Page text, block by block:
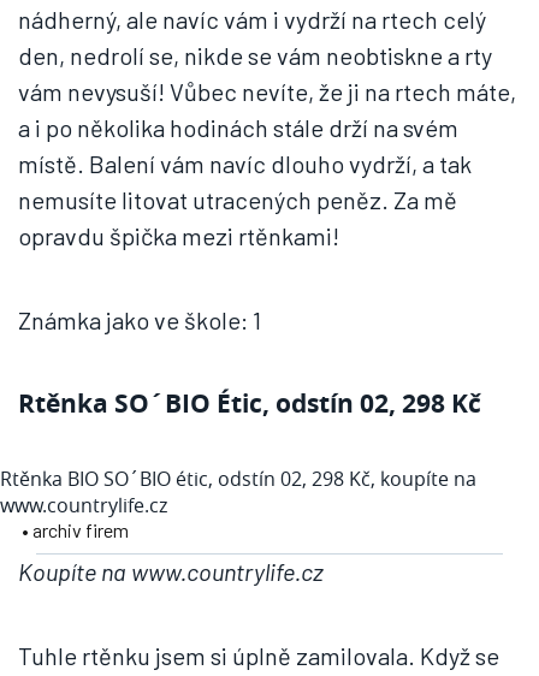
nádherný, ale navíc vám i vydrží na rtech celý
den, nedrolí se, nikde se vám neobtiskne a rty
vám nevysuší! Vůbec nevíte, že ji na rtech máte,
a i po několika hodinách stále drží na svém
místě. Balení vám navíc dlouho vydrží, a tak
nemusíte litovat utracených peněz. Za mě
opravdu špička mezi rtěnkami!
Známka jako ve škole: 1
Rtěnka SO´BIO Étic, odstín 02, 298 Kč
Rtěnka BIO SO´BIO étic, odstín 02, 298 Kč, koupíte na
www.countrylife.cz
• archiv firem
Koupíte na www.countrylife.cz
Tuhle rtěnku jsem si úplně zamilovala. Když se